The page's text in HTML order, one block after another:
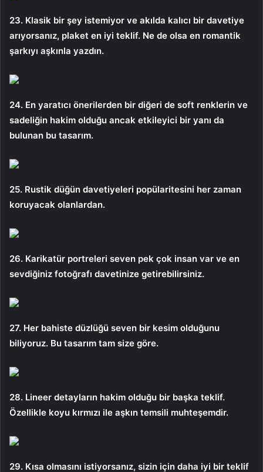
23. Klasik bir şey istemiyor ve akılda kalıcı bir davetiye
arıyorsanız, plaket en iyi teklif. Ne de olsa en romantik
şarkıyı aşkınla yazdın.
24. En yaratıcı önerilerden bir diğeri de soft renklerin ve
sadeliğin hakim olduğu ancak etkileyici bir yanı da
bulunan bu tasarım.
25. Rustik düğün davetiyeleri popülaritesini her zaman
koruyacak olanlardan.
26. Karikatür portreleri seven pek çok insan var ve en
sevdiğiniz fotoğrafı davetinize getirebilirsiniz.
27. Her bahiste düzlüğü seven bir kesim olduğunu
biliyoruz. Bu tasarım tam size göre.
28. Lineer detayların hakim olduğu bir başka teklif.
Özellikle koyu kırmızı ile aşkın temsili muhteşemdir.
29. Kısa olmasını istiyorsanız, sizin için daha iyi bir teklif